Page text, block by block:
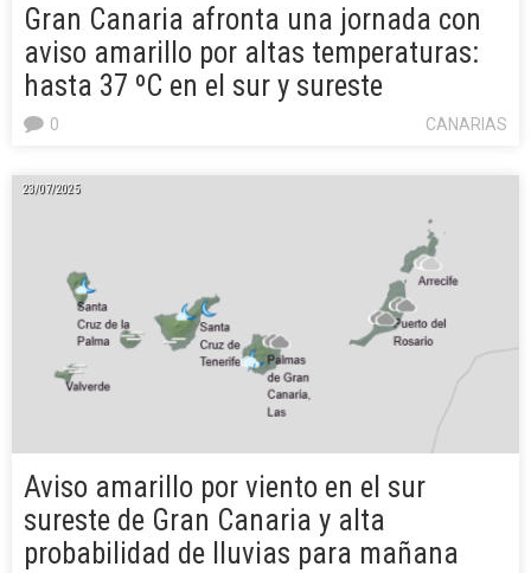
Gran Canaria afronta una jornada con
aviso amarillo por altas temperaturas:
hasta 37 ºC en el sur y sureste
CANARIAS
0
23/07/2025
Aviso amarillo por viento en el sur
sureste de Gran Canaria y alta
probabilidad de lluvias para mañana